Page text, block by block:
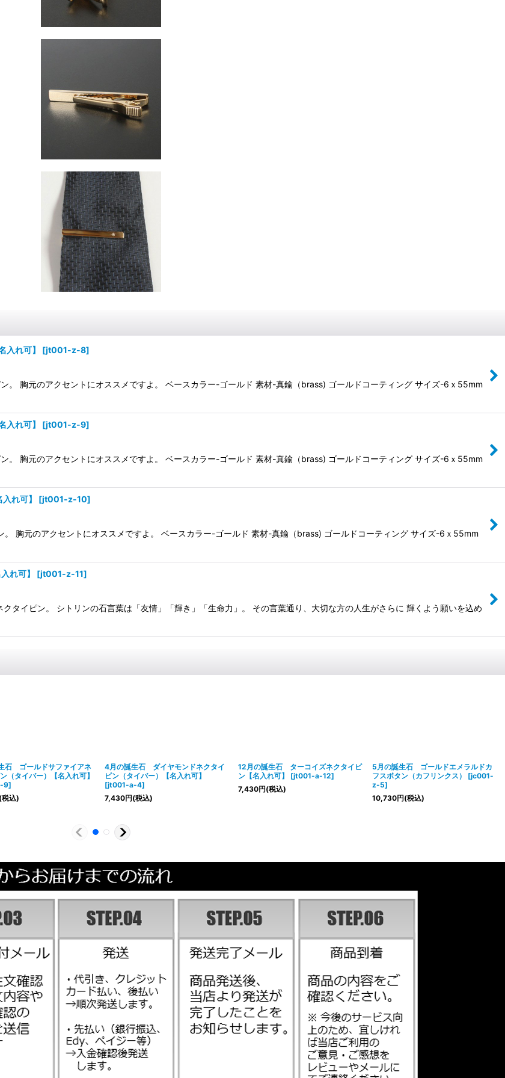
れ可】 [jt001-z-8]
。 胸元のアクセントにオススメですよ。 ベースカラー-ゴールド 素材-真鍮（brass) ゴールドコーティング サイズ-6ｘ55mm
れ可】 [jt001-z-9]
。 胸元のアクセントにオススメですよ。 ベースカラー-ゴールド 素材-真鍮（brass) ゴールドコーティング サイズ-6ｘ55mm
れ可】 [jt001-z-10]
胸元のアクセントにオススメですよ。 ベースカラー-ゴールド 素材-真鍮（brass) ゴールドコーティング サイズ-6ｘ55mm
れ可】 [jt001-z-11]
タイピン。 シトリンの石言葉は「友情」「輝き」「生命力」。 その言葉通り、大切な方の人生がさらに 輝くよう願いを込め
石 ゴールドサファイアネ
（タイバー）【名入れ可】
9]
(税込)
4月の誕生石 ダイヤモンドネクタイ
ピン（タイバー）【名入れ可】
[jt001-a-4]
7,430円(税込)
12月の誕生石 ターコイズネクタイピ
ン【名入れ可】
[jt001-a-12]
7,430円(税込)
5月の誕生石 ゴールドエメラルドカ
フスボタン（カフリンクス）
[jc001-
z-5]
10,730円(税込)